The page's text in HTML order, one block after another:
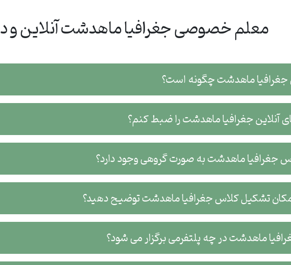
معلم خصوصی جغرافیا ماهدشت آنلاین و
جغرافیا ماهدشت چگونه است؟
آنلاین جغرافیا ماهدشت را ضبط کنم؟
جغرافیا ماهدشت به صورت گروهی وجود دارد؟
مکان تشکیل کلاس جغرافیا ماهدشت توضیح دهید؟
ماهدشت در چه پلتفرمی برگزار می شود؟